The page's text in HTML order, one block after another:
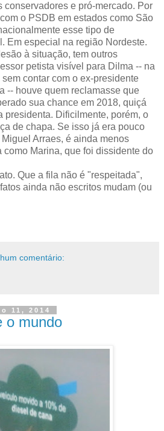
conservadores e pró-mercado. Por
o PSDB em estados como São
esse tipo de
Em especial na região Nordeste.
à situação, tem outros
petista visível para Dilma -- na
contar com o ex-presidente
-- houve quem reclamasse que
sua chance em 2018, quiçá
presidenta. Dificilmente, porém, o
de chapa. Se isso já era pouco
Arraes, é ainda menos
como Marina, que foi dissidente do
Que a fila não é "respeitada",
ainda não escritos mudam (ou
comentário:
11, 2014
o mundo